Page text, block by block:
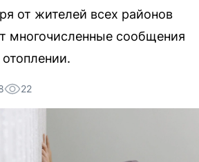
от жителей всех районов
многочисленные сообщения
22